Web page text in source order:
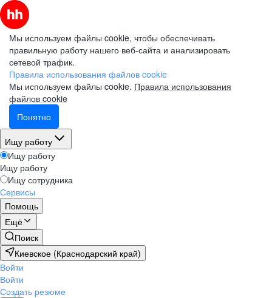
Мы используем файлы cookie, чтобы обеспечивать
правильную работу нашего веб-сайта и анализировать
сетевой трафик.
Правила использования файлов cookie
Мы используем файлы cookie. Правила использования
файлов cookie
Понятно
Ищу работу
Ищу работу
Ищу работу
Ищу сотрудника
Сервисы
Помощь
Ещё
Поиск
Киевское (Краснодарский край)
Войти
Войти
Создать резюме